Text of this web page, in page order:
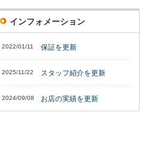
インフォメーション
2022/01/11 保証を更新
2025/11/22 スタッフ紹介を更新
2024/09/08 お店の実績を更新